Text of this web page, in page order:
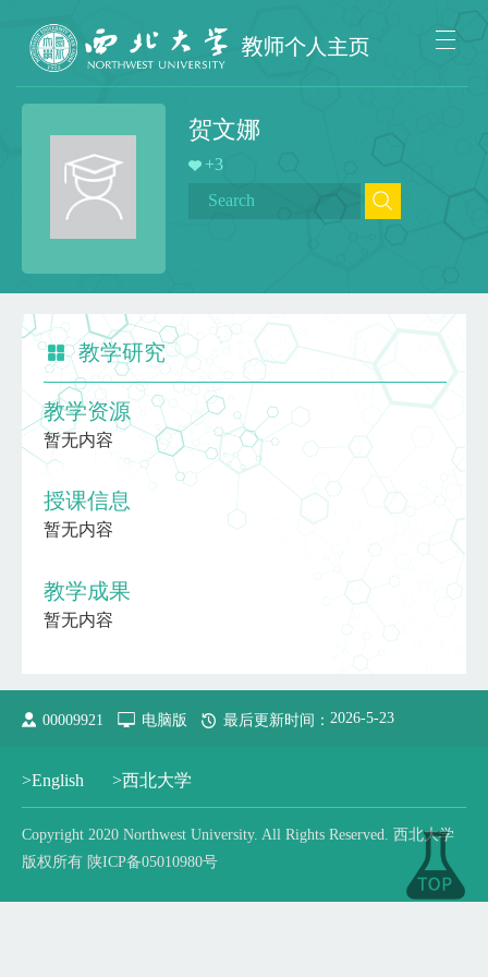
贺文娜
+3
教学研究
教学资源
暂无内容
授课信息
暂无内容
教学成果
暂无内容
00009921 电脑版 最后更新时间： 2026-5-23
>English >西北大学
Copyright 2020 Northwest University. All Rights Reserved. 西北大学
版权所有 陕ICP备05010980号